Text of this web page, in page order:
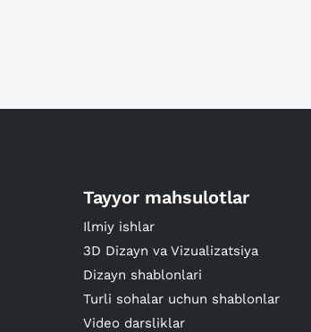
Tayyor mahsulotlar
Ilmiy ishlar
3D Dizayn va Vizualizatsiya
Dizayn shablonlari
Turli sohalar uchun shablonlar
Video darsliklar